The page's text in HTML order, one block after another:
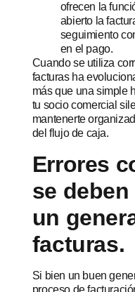
ofrecen la
abierto la
seguimiento
en el pago.
Cuando se utiliza
facturas ha
más que una simple
tu socio comercial
mantenerte
del flujo de caja.
Errores
se
un
facturas.
Si bien un buen
proceso de